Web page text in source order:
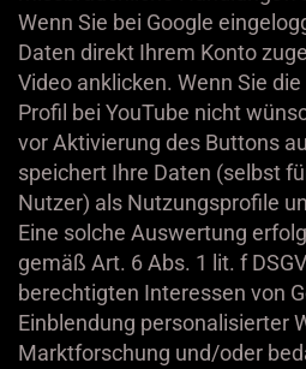
Wenn Sie bei Google
Daten direkt Ihrem Konto
Video anklicken. Wenn Sie
Profil bei YouTube nicht
vor Aktivierung des Buttons
speichert Ihre Daten (selbst
Nutzer) als Nutzungsprofile
Eine solche Auswertung
gemäß Art. 6 Abs. 1 lit. f
berechtigten Interessen von
Einblendung personalisierter
Marktforschung und/oder